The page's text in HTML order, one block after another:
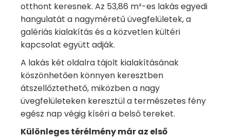
otthont keresnek. Az 53,86 m²-es lakás egyedi
hangulatát a nagyméretű üvegfelületek, a
galériás kialakítás és a közvetlen kültéri
kapcsolat együtt adják.
A lakás két oldalra tájolt kialakításának
köszönhetően könnyen keresztben
átszellőztethető, miközben a nagy
üvegfelületeken keresztül a természetes fény
egész nap végig kíséri a belső tereket.
Különleges térélmény már az első